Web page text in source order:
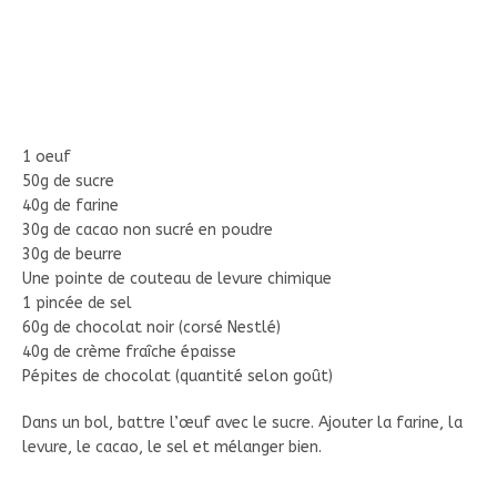
1 oeuf
50g de sucre
40g de farine
30g de cacao non sucré en poudre
30g de beurre
Une pointe de couteau de levure chimique
1 pincée de sel
60g de chocolat noir (corsé Nestlé)
40g de crème fraîche épaisse
Pépites de chocolat (quantité selon goût)
Dans un bol, battre l’œuf avec le sucre. Ajouter la farine, la
levure, le cacao, le sel et mélanger bien.